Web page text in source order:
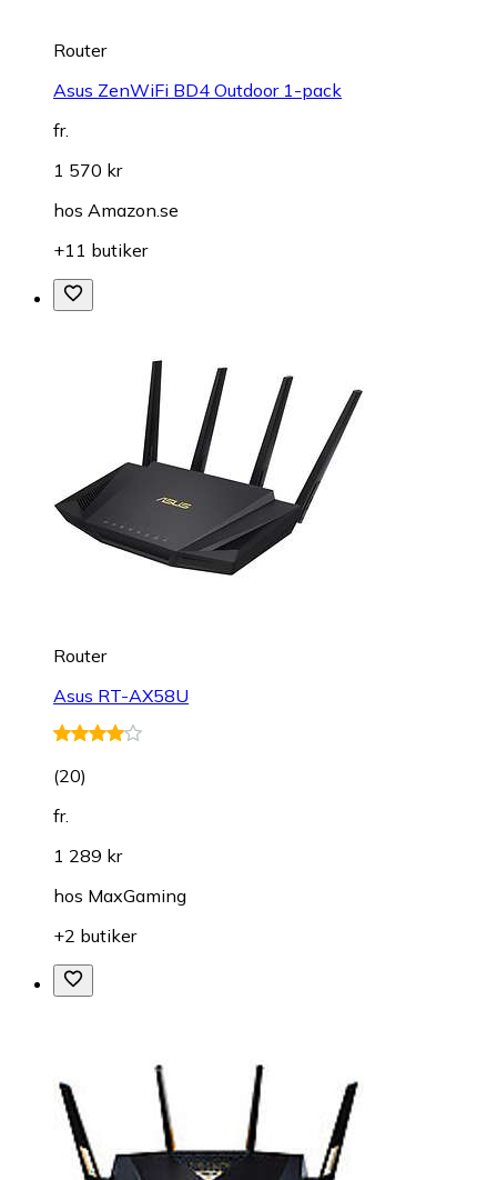
Router
Asus ZenWiFi BD4 Outdoor 1-pack
fr.
1 570 kr
hos Amazon.se
+11 butiker
Router
Asus RT-AX58U
(20)
fr.
1 289 kr
hos MaxGaming
+2 butiker